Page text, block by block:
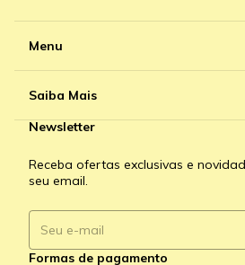
Menu
Saiba Mais
Newsletter
Receba ofertas exclusivas e
seu email.
Formas de pagamento